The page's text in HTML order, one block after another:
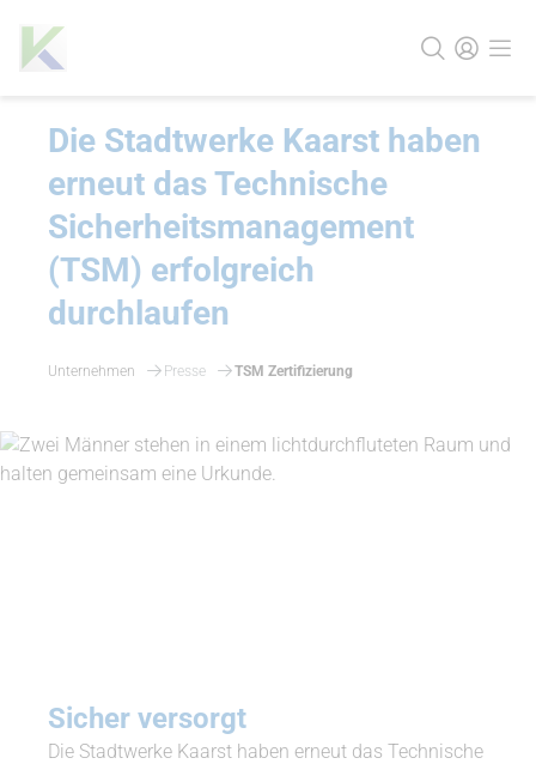
Die Stadtwerke Kaarst haben
erneut das Technische
Sicherheitsmanagement
(TSM) erfolgreich
durchlaufen
Unternehmen Presse TSM Zertifizierung
Sicher versorgt
Die Stadtwerke Kaarst haben erneut das Technische